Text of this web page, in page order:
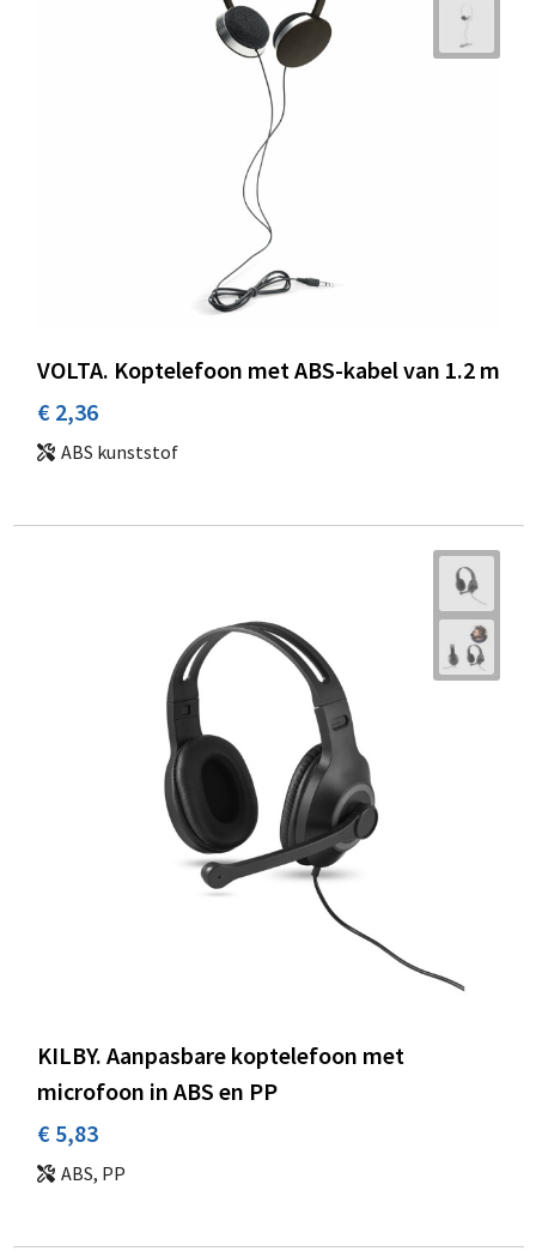
VOLTA. Koptelefoon met ABS-kabel van 1.2 m
€ 2,36
ABS kunststof
KILBY. Aanpasbare koptelefoon met
microfoon in ABS en PP
€ 5,83
ABS, PP